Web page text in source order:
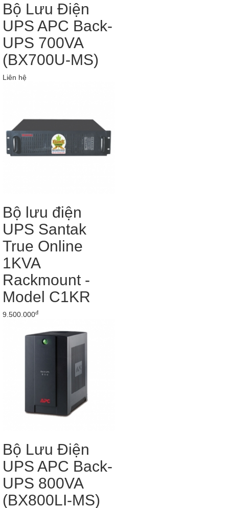
Bộ Lưu Điện
UPS APC Back-
UPS 700VA
(BX700U-MS)
Liên hệ
Bộ lưu điện
UPS Santak
True Online
1KVA
Rackmount -
Model C1KR
9.500.000đ
Bộ Lưu Điện
UPS APC Back-
UPS 800VA
(BX800LI-MS)